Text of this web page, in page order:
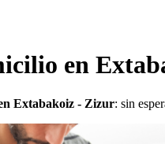
en
Extabakoiz - Zizur: sin